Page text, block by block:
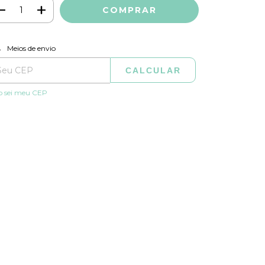
para o CEP:
Meios de envio
CALCULAR
sei meu CEP